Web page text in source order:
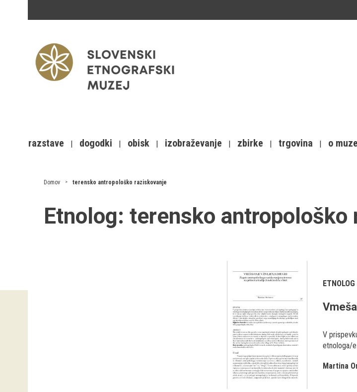
razstave dogodki obisk izobraževanje zbirke trgovina o
Domov terensko antropološko raziskovanje
Etnolog: terensko antropološko
V
etnologa/e
Martina